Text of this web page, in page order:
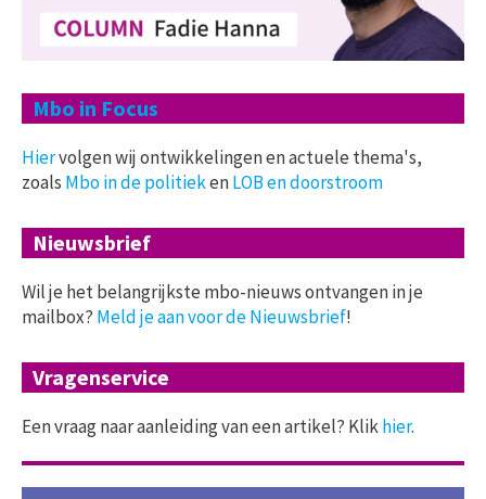
Mbo in Focus
Hiervolgen wij ontwikkelingen en actuele thema's,
zoals Mbo in de politiekenLOB en doorstroom
Nieuwsbrief
Wil je het belangrijkste mbo-nieuws ontvangen in je
mailbox? Meld je aan voor de Nieuwsbrief!
Vragenservice
Een vraag naar aanleiding van een artikel? Klikhier.